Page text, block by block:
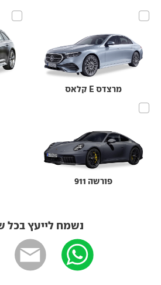
מרצדס E קלאס
פורשה 911
נשמח לייעץ בכל